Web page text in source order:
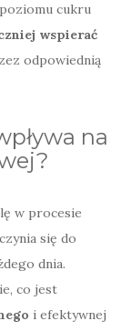
cukru
wspierać
odpowiednią
na
w procesie
się do
dnia.
co jest
i efektywnej